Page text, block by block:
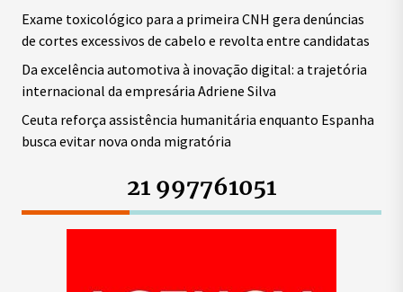
Exame toxicológico para a primeira CNH gera denúncias
de cortes excessivos de cabelo e revolta entre candidatas
Da excelência automotiva à inovação digital: a trajetória
internacional da empresária Adriene Silva
Ceuta reforça assistência humanitária enquanto Espanha
busca evitar nova onda migratória
21 997761051